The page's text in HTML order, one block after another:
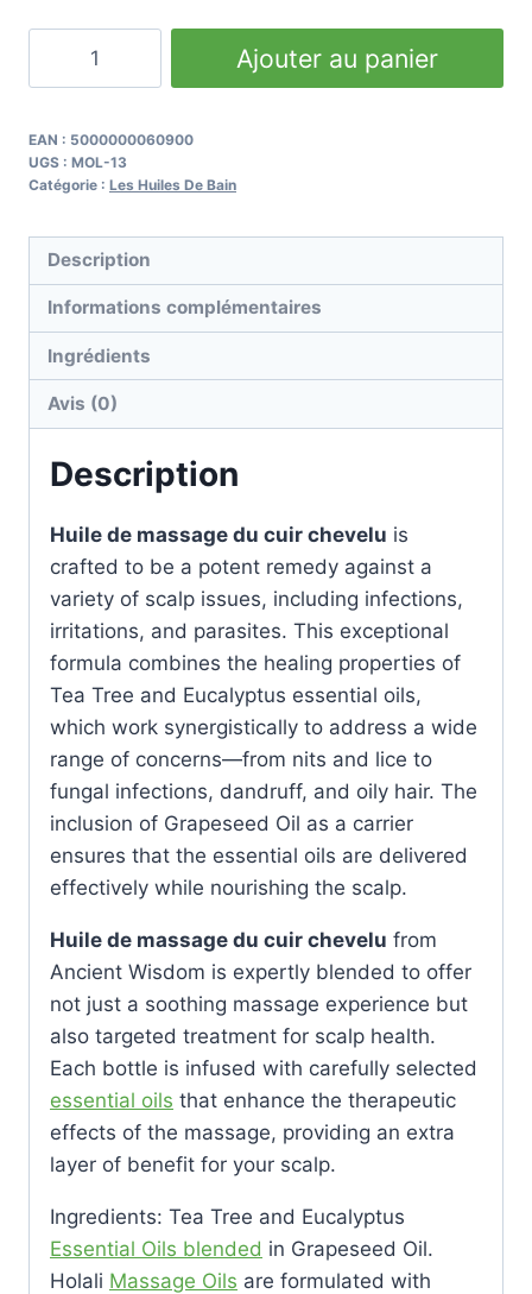
Massage
Oil
100ml
Ajouter au panier
EAN : 5000000060900
UGS : MOL-13
Catégorie : Les Huiles De Bain
Description
Informations complémentaires
Ingrédients
Avis (0)
Description
Huile de massage du cuir chevelu is
crafted to be a potent remedy against a
variety of scalp issues, including infections,
irritations, and parasites. This exceptional
formula combines the healing properties of
Tea Tree and Eucalyptus essential oils,
which work synergistically to address a wide
range of concerns—from nits and lice to
fungal infections, dandruff, and oily hair. The
inclusion of Grapeseed Oil as a carrier
ensures that the essential oils are delivered
effectively while nourishing the scalp.
Huile de massage du cuir chevelu from
Ancient Wisdom is expertly blended to offer
not just a soothing massage experience but
also targeted treatment for scalp health.
Each bottle is infused with carefully selected
essential oils that enhance the therapeutic
effects of the massage, providing an extra
layer of benefit for your scalp.
Ingredients: Tea Tree and Eucalyptus
Essential Oils blended in Grapeseed Oil.
Holali Massage Oils are formulated with